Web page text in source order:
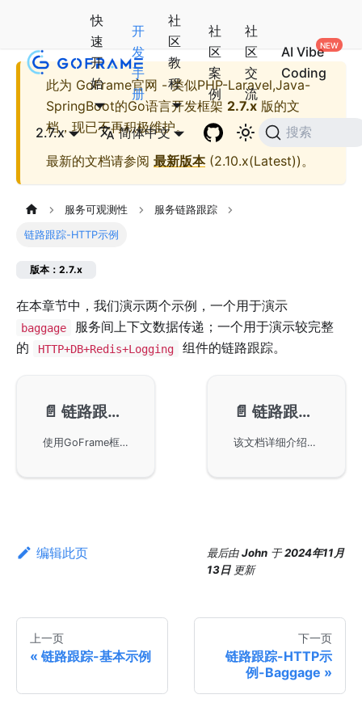
快
速
开
始
开
发
手
册
社
区
教
程
社
区
案
例
社
区
交
流
AI Vibe
Coding
2.7.x 简体中文 搜索
此为 GoFrame官网 - 类似PHP-Laravel,Java-
SpringBoot的Go语言开发框架 2.7.x 版的文
档，现已不再积极维护。
最新的文档请参阅 最新版本(2.10.x(Latest))。
服务可观测性 服务链路跟踪
链路跟踪-HTTP示例
版本：2.7.x
在本章节中，我们演示两个示例，一个用于演示
baggage
服务间上下文数据传递；一个用于演示较完整
的
HTTP+DB+Redis+Logging 组件的链路跟踪。
📄️ 链路跟踪-HTTP示例-Baggage
使用GoFrame框架进行链路跟踪，重点展示了通过HTTP示例实现Baggage数据在服务间传递的方法。详细说明了客户端和服务端的代码实现，包括如何设置和获取Baggage，并提供了Jaeger查看链路信息的方式，为开发者在分布式系统中实现高效的链路跟踪提供了实用指南。
📄️ 链路跟踪-HTTP示例-数据操作
该文档详细介绍了如何在GoFrame框架中实现链路跟踪，通过HTTP和数据库操作示例，展示了如何使用OTLP进行端到端的追踪。在示例中集成了缓存管理、数据库操作和Redis使用，通过Jaeger查看详细的链路信息，并分析了跨越客户端和服务端的追踪数据，帮助开发者优化和调试全流程。
编辑此页 最后由John 于2024年11月
13日 更新
上一页
链路跟踪-基本示例
下一页
链路跟踪-HTTP示
例-Baggage